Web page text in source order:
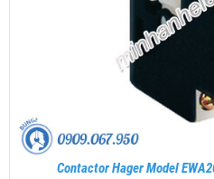
Contactor Hager Model